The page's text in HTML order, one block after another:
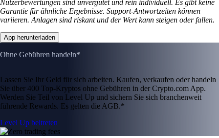
Nutzerbewertungen sind unvergütet und rein individuell. Es gibt keine
Garantie für ähnliche Ergebnisse. Support-Antwortzeiten können
variieren. Anlagen sind riskant und der Wert kann steigen oder fallen.
App herunterladen
Ohne Gebühren handeln*
Lassen Sie Ihr Geld für sich arbeiten. Kaufen, verkaufen oder handeln
Sie über 400 Top-Kryptos ohne Gebühren in der Crypto.com App.
Werden Sie Teil von Level Up und sichern Sie sich branchenweit
führende Rewards. Es gelten die AGB.*
Level Up beitreten